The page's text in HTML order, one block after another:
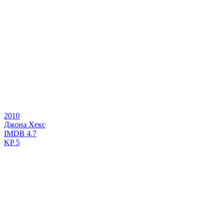
2010
Джона Хекс
IMDB 4.7
KP5